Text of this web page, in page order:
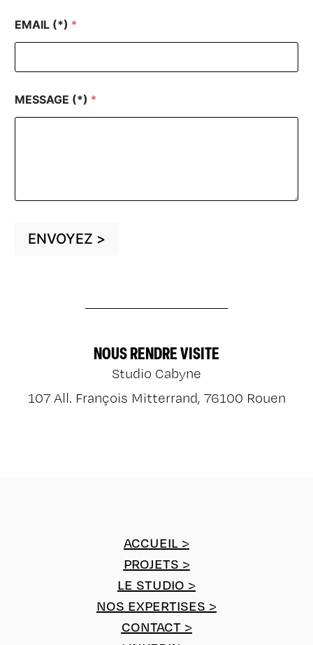
EMAIL (*) *
E
M
)
MESSAGE (*) *
ENVOYEZ >
NOUS RENDRE VISITE
Studio Cabyne
107 All. François Mitterrand, 76100 Rouen
ACCUEIL >
PROJETS >
LE STUDIO >
NOS EXPERTISES >
CONTACT >